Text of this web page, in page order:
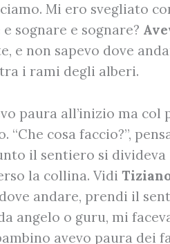
Mi ero svegliato
sognare e sognare?
e non sapevo dove
i rami degli alberi.
paura all’inizio ma
“Che cosa faccio?”,
il sentiero si divideva
la collina. Vidi
andare, prendi il
angelo o guru, mi
avevo paura dei